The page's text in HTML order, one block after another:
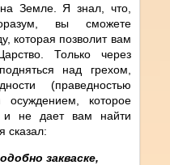
Земле. Я знал, что,
вы сможете
которая позволит вам
Только через
над грехом,
(праведностью
которое
и не дает вам найти
сказал:
закваске,